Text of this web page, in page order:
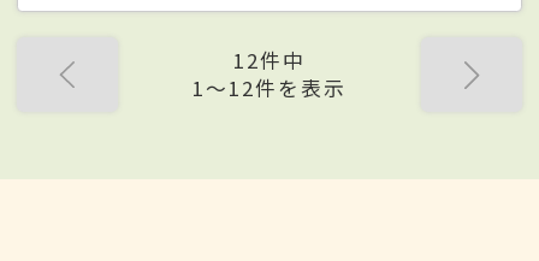
12件中
1〜12件を表示